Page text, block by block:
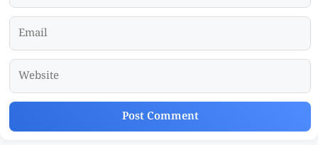
Email
Website